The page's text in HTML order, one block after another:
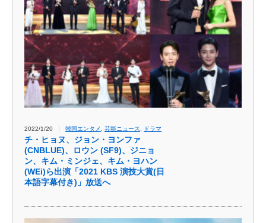
2022/1/20 韓国エンタメ 芸能ニュース ドラマ
チ・ヒョヌ、ジョン・ヨンファ
(CNBLUE)、ロウン (SF9)、ジニョ
ン、キム・ミンジェ、キム・ヨハン
(WEi)ら出演「2021 KBS 演技大賞(日
本語字幕付き)」放送へ